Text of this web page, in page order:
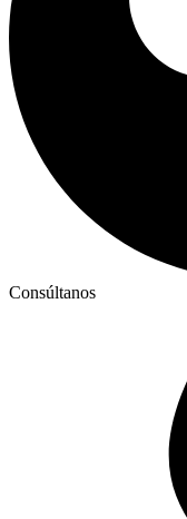
Consúltanos